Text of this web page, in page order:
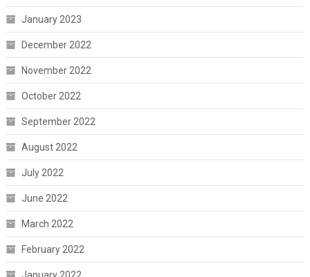
January 2023
December 2022
November 2022
October 2022
September 2022
August 2022
July 2022
June 2022
March 2022
February 2022